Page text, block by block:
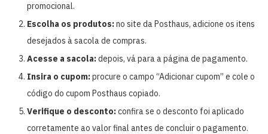
promocional.
Escolha os produtos:no site da Posthaus, adicione os itens
desejados à sacola de compras.
Acesse a sacola:depois, vá para a página de pagamento.
Insira o cupom:procure o campo “Adicionar cupom” e cole o
código do cupom Posthaus copiado.
Verifique o desconto:confira se o desconto foi aplicado
corretamente ao valor final antes de concluir o pagamento.